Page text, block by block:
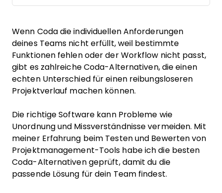
Wenn Coda die individuellen Anforderungen
deines Teams nicht erfüllt, weil bestimmte
Funktionen fehlen oder der Workflow nicht passt,
gibt es zahlreiche Coda-Alternativen, die einen
echten Unterschied für einen reibungsloseren
Projektverlauf machen können.
Die richtige Software kann Probleme wie
Unordnung und Missverständnisse vermeiden. Mit
meiner Erfahrung beim Testen und Bewerten von
Projektmanagement-Tools habe ich die besten
Coda-Alternativen geprüft, damit du die
passende Lösung für dein Team findest.